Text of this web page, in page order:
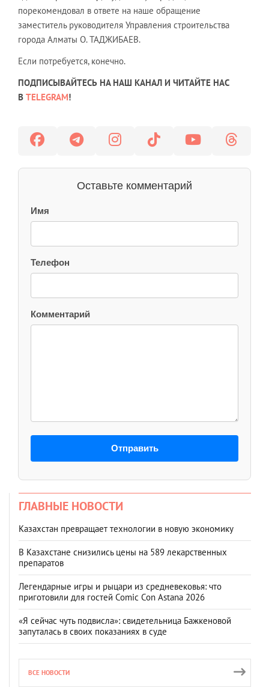
порекомендовал в ответе на наше обращение
заместитель руководителя Управления строительства
города Алматы О. ТАДЖИБАЕВ.
Если потребуется, конечно.
ПОДПИСЫВАЙТЕСЬ НА НАШ КАНАЛ И ЧИТАЙТЕ НАС
В TELEGRAM!
Оставьте комментарий
Имя
Телефон
Комментарий
Отправить
ГЛАВНЫЕ НОВОСТИ
Казахстан превращает технологии в новую экономику
В Казахстане снизились цены на 589 лекарственных
препаратов
Легендарные игры и рыцари из средневековья: что
приготовили для гостей Comic Con Astana 2026
«Я сейчас чуть подвисла»: свидетельница Бажкеновой
запуталась в своих показаниях в суде
ВСЕ НОВОСТИ